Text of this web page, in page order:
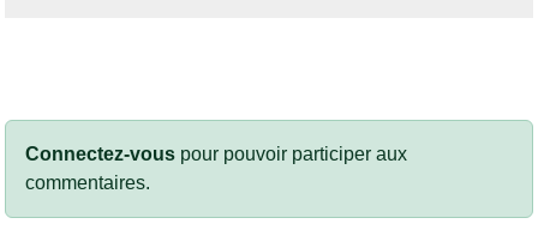
Connectez-vous pour pouvoir participer aux
commentaires.